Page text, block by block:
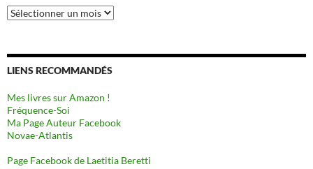
Archives
LIENS RECOMMANDÉS
Mes livres sur Amazon !
Fréquence-Soi
Ma Page Auteur Facebook
Novae-Atlantis
Page Facebook de Laetitia Beretti